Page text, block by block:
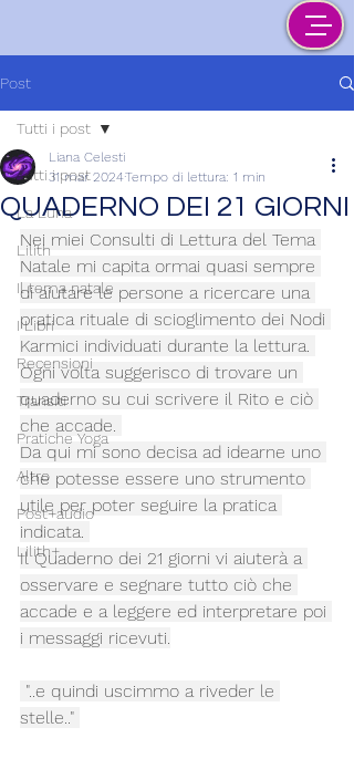
Post
Tutti i post
La Luna
Lilith
Il tema natale
I Libri
Recensioni
Transiti
Pratiche Yoga
Altro
Post+audio
Lilith+
Tutti i post
QUADERNO DEI 21 GIORNI
Liana Celesti
31 mar 2024Tempo di lettura: 1 min
Nei miei Consulti di Lettura del Tema
Natale mi capita ormai quasi sempre
di aiutare le persone a ricercare una
pratica rituale di scioglimento dei Nodi
Karmici individuati durante la lettura.
Ogni volta suggerisco di trovare un
quaderno su cui scrivere il Rito e ciò
che accade.
Da qui mi sono decisa ad idearne uno
che potesse essere uno strumento
utile per poter seguire la pratica
indicata.
Il Quaderno dei 21 giorni vi aiuterà a
osservare e segnare tutto ciò che
accade e a leggere ed interpretare poi
i messaggi ricevuti.
stelle.."